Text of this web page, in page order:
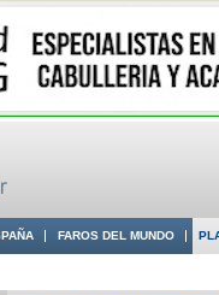
FAROS DEL MUNDO